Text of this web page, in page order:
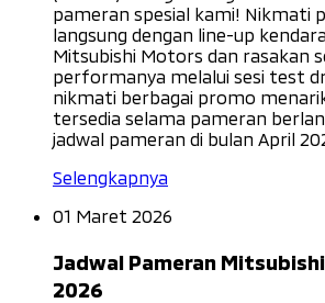
pameran spesial kami! Nikmati
langsung dengan line-up
Mitsubishi Motors dan rasakan
performanya melalui sesi test
nikmati berbagai promo
tersedia selama pameran
jadwal pameran di bulan April
Selengkapnya
01 Maret 2026
Jadwal Pameran
2026